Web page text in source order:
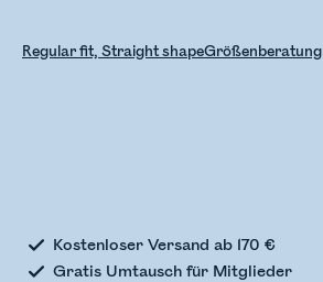
Regular fit, Straight shapeGrößenberatung
Kostenloser Versand ab 170 €
Gratis Umtausch für Mitglieder